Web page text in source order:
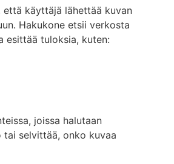
että käyttäjä lähettää kuvan
Hakukone etsii verkosta
esittää tuloksia, kuten:
joissa halutaan
selvittää, onko kuvaa